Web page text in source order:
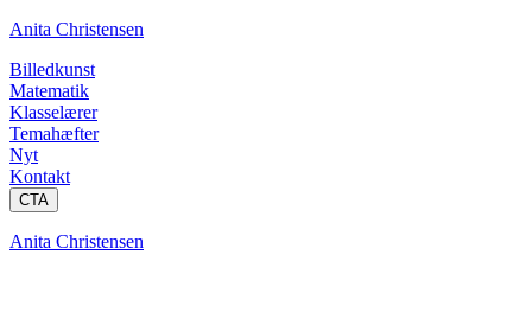
Anita Christensen
Billedkunst
Matematik
Klasselærer
Temahæfter
Nyt
Kontakt
CTA
Anita Christensen